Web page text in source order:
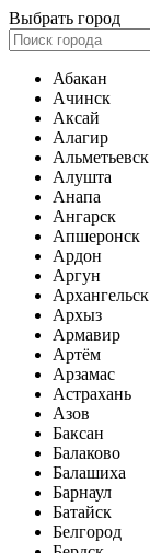
Выбрать город
Абакан
Ачинск
Аксай
Алагир
Альметьевск
Алушта
Анапа
Ангарск
Апшеронск
Ардон
Аргун
Архангельск
Архыз
Армавир
Артём
Арзамас
Астрахань
Азов
Баксан
Балаково
Балашиха
Барнаул
Батайск
Белгород